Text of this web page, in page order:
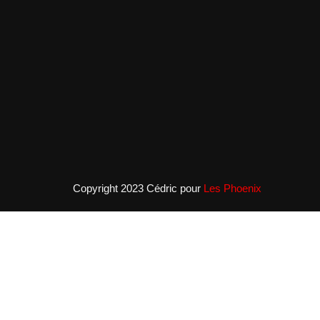
Copyright 2023 Cédric pour Les Phoenix